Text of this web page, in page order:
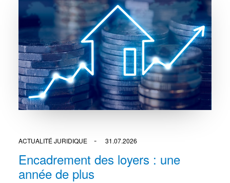
ACTUALITÉ JURIDIQUE 31.07.2026
Encadrement des loyers : une
année de plus